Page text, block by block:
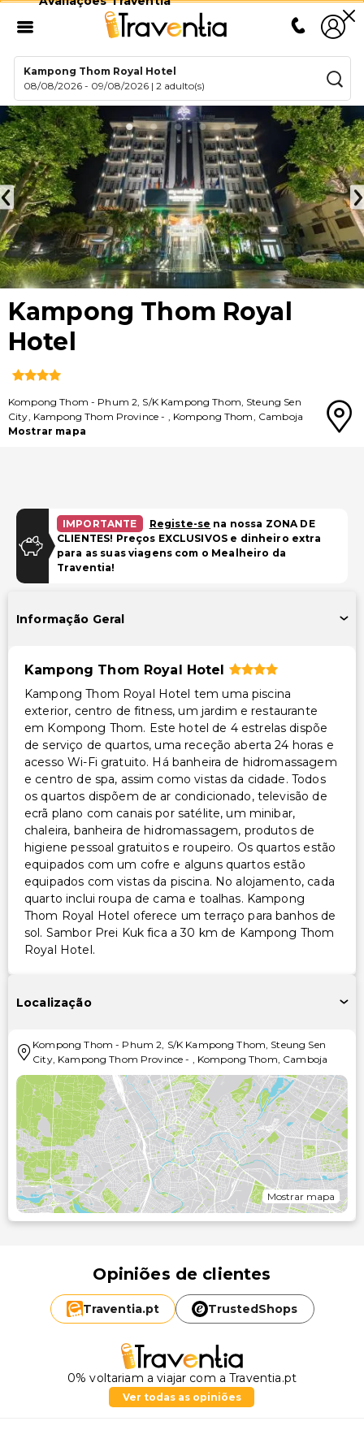
Kampong Thom Royal Hotel
08/08/2026 - 09/08/2026 |2 adulto(s)
Kampong Thom Royal
Hotel
Kompong Thom - Phum 2, S/K Kampong Thom, Steung Sen
City, Kampong Thom Province - , Kompong Thom, Camboja
Mostrar mapa
IMPORTANTE Registe-se na nossa ZONA DE
CLIENTES! Preços EXCLUSIVOS e dinheiro extra
para as suas viagens com o Mealheiro da
Traventia!
Informação Geral
Kampong Thom Royal Hotel
Kampong Thom Royal Hotel tem uma piscina
exterior, centro de fitness, um jardim e restaurante
em Kompong Thom. Este hotel de 4 estrelas dispõe
de serviço de quartos, uma receção aberta 24 horas e
acesso Wi-Fi gratuito. Há banheira de hidromassagem
e centro de spa, assim como vistas da cidade. Todos
os quartos dispõem de ar condicionado, televisão de
ecrã plano com canais por satélite, um minibar,
chaleira, banheira de hidromassagem, produtos de
higiene pessoal gratuitos e roupeiro. Os quartos estão
equipados com um cofre e alguns quartos estão
equipados com vistas da piscina. No alojamento, cada
quarto inclui roupa de cama e toalhas. Kampong
Thom Royal Hotel oferece um terraço para banhos de
sol. Sambor Prei Kuk fica a 30 km de Kampong Thom
Royal Hotel.
Localização
Kompong Thom - Phum 2, S/K Kampong Thom, Steung Sen
City, Kampong Thom Province - , Kompong Thom, Camboja
Mostrar mapa
Opiniões de clientes
Traventia.pt TrustedShops
0% voltariam a viajar com a Traventia.pt
Ver todas as opiniões